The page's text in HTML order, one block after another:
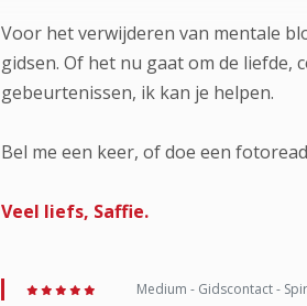
Voor het verwijderen van mentale
gidsen. Of het nu gaat om de liefde,
gebeurtenissen, ik kan je helpen.
Bel me een keer, of doe een
Veel liefs, Saffie.
Medium - Gidscontact -